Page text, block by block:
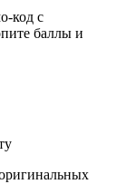
код с
баллы и